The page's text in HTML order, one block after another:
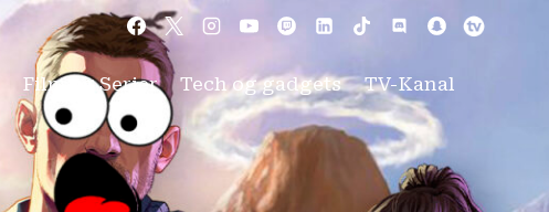
Film og Serier Tech og gadgets TV-Kanal